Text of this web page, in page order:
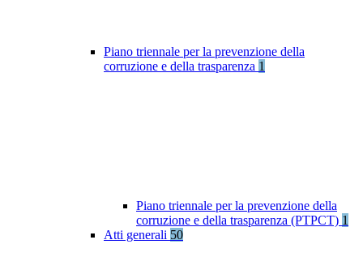
Piano triennale per la prevenzione della
corruzione e della trasparenza 1
Piano triennale per la prevenzione della
corruzione e della trasparenza (PTPCT) 1
Atti generali 50